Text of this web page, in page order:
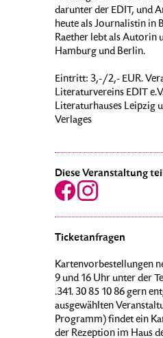
darunter der EDIT, und
heute als Journalistin in
Raether lebt als Autorin
Hamburg und Berlin.
Eintritt: 3,-/2,- EUR.
Literaturvereins EDIT
Literaturhauses Leipzig
Verlages
Diese Veranstaltung
Ticketanfragen
Kartenvorbestellungen
9 und 16 Uhr unter der
.341. 30 85 10 86 gern
ausgewählten
Programm) findet ein
der Rezeption im Haus